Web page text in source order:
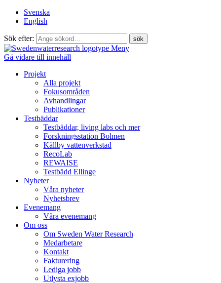
Svenska
English
Sök efter:
Meny
Gå vidare till innehåll
Projekt
Alla projekt
Fokusområden
Avhandlingar
Publikationer
Testbäddar
Testbäddar, living labs och mer
Forskningsstation Bolmen
Källby vattenverkstad
RecoLab
REWAISE
Testbädd Ellinge
Nyheter
Våra nyheter
Nyhetsbrev
Evenemang
Våra evenemang
Om oss
Om Sweden Water Research
Medarbetare
Kontakt
Fakturering
Lediga jobb
Utlysta exjobb